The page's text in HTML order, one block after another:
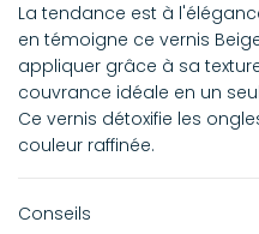
La tendance est à
en témoigne ce vernis
appliquer grâce à sa
couvrance idéale en un
Ce vernis détoxifie les
couleur raffinée.
Conseils